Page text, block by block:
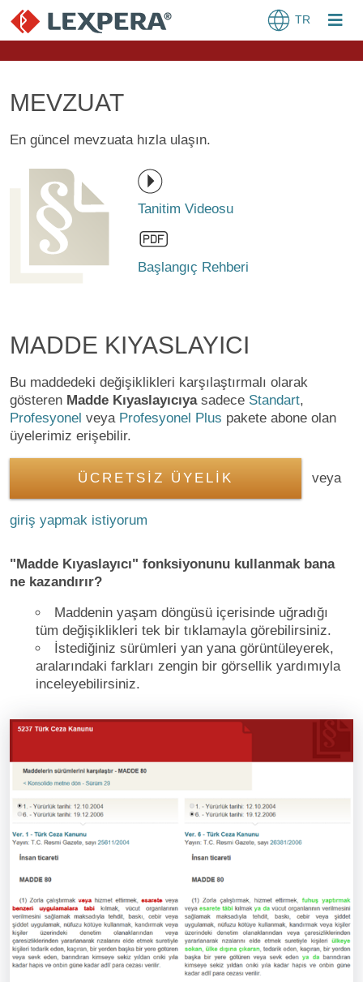
TR
MEVZUAT
En güncel mevzuata hızla ulaşın.
Tanitim Videosu
Başlangıç Rehberi
MADDE KIYASLAYICI
Bu maddedeki değişiklikleri karşılaştırmalı olarak
gösteren Madde Kıyaslayıcıyasadece Standart,
Profesyonel veya Profesyonel Plus pakete abone olan
üyelerimiz erişebilir.
ÜCRETSİZ ÜYELİK veya
giriş yapmak istiyorum
"Madde Kıyaslayıcı" fonksiyonunu kullanmak bana
ne kazandırır?
Maddenin yaşam döngüsü içerisinde uğradığı
tüm değişiklikleri tek bir tıklamayla görebilirsiniz.
İstediğiniz sürümleri yan yana görüntüleyerek,
aralarındaki farkları zengin bir görsellik yardımıyla
inceleyebilirsiniz.